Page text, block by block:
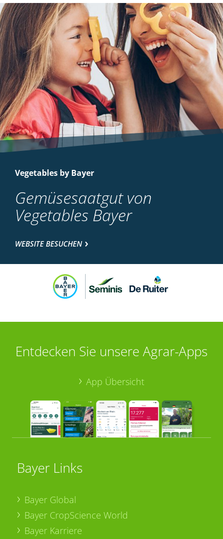
Vegetables by Bayer
Gemüsesaatgut von
Vegetables Bayer
WEBSITE BESUCHEN
Entdecken Sie unsere Agrar-Apps
App Übersicht
Bayer Links
Bayer Global
Bayer CropScience World
Bayer Karriere